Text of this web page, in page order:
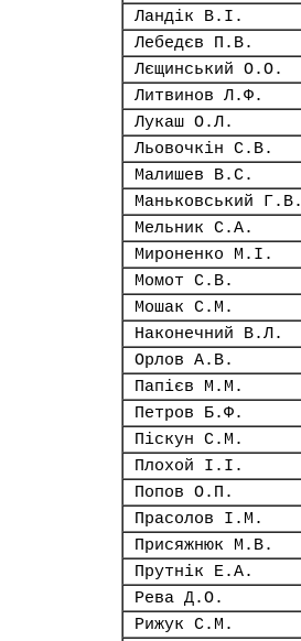
Ландік В.І.
Лебедєв П.В.
Лєщинський О.О.
Литвинов Л.Ф.
Лукаш О.Л.
Льовочкін С.В.
Малишев В.С.
Маньковський Г.В.
Мельник С.А.
Мироненко М.І.
Момот С.В.
Мошак С.М.
Наконечний В.Л.
Орлов А.В.
Папієв М.М.
Петров Б.Ф.
Піскун С.М.
Плохой І.І.
Попов О.П.
Прасолов І.М.
Присяжнюк М.В.
Прутнік Е.А.
Рева Д.О.
Рижук С.М.